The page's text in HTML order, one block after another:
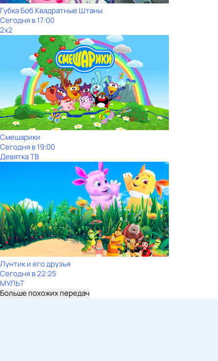
Губка Боб Квадратные Штаны
Сегодня в 17:00
2x2
Смешарики
Сегодня в 19:00
Девятка ТВ
Лунтик и его друзья
Сегодня в 22:25
МУЛЬТ
Больше похожих передач